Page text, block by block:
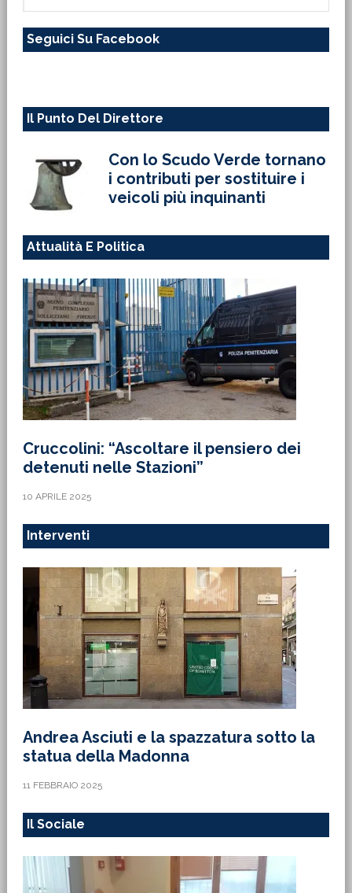
sito
Seguici Su Facebook
Il Punto Del Direttore
Con lo Scudo Verde tornano
i contributi per sostituire i
veicoli più inquinanti
Attualità E Politica
Cruccolini: “Ascoltare il pensiero dei
detenuti nelle Stazioni”
10 APRILE 2025
Interventi
Andrea Asciuti e la spazzatura sotto la
statua della Madonna
11 FEBBRAIO 2025
Il Sociale